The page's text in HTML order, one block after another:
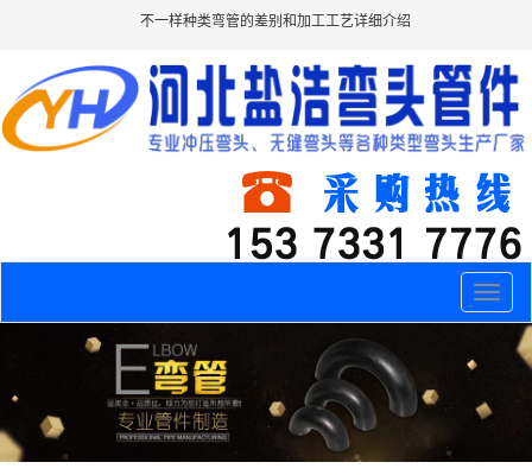
不一样种类弯管的差别和加工工艺详细介绍
Toggle